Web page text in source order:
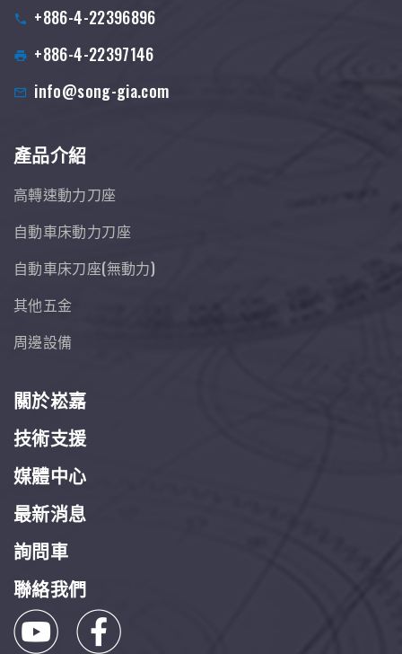
+886-4-22396896
+886-4-22397146
info@song-gia.com
產品介紹
高轉速動力刀座
自動車床動力刀座
自動車床刀座(無動力)
其他五金
周邊設備
關於崧嘉
技術支援
媒體中心
最新消息
詢問車
聯絡我們